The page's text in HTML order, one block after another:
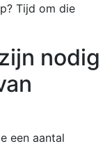
Tijd om die
nodig
een aantal